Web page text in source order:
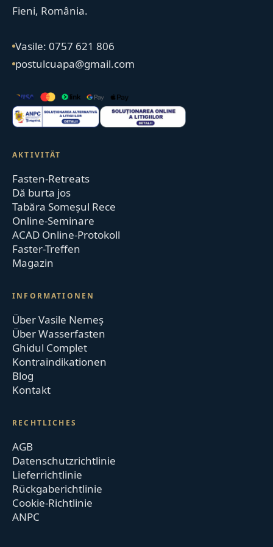
Fieni, România.
Vasile: 0757 621 806
postulcuapa@gmail.com
AKTIVITÄT
Fasten-Retreats
Dă burta jos
Tabăra Someșul Rece
Online-Seminare
ACAD Online-Protokoll
Faster-Treffen
Magazin
INFORMATIONEN
Über Vasile Nemeș
Über Wasserfasten
Ghidul Complet
Kontraindikationen
Blog
Kontakt
RECHTLICHES
AGB
Datenschutzrichtlinie
Lieferrichtlinie
Rückgaberichtlinie
Cookie-Richtlinie
ANPC